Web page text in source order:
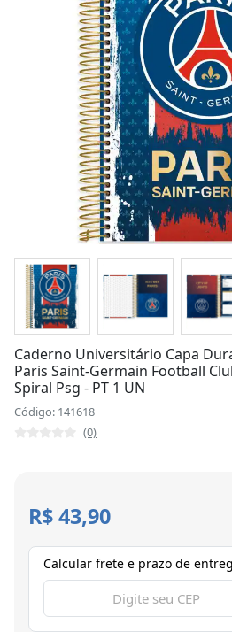
Caderno Universitário Capa
Paris Saint-Germain Football
Spiral Psg - PT 1 UN
Código: 141618
(0)
R$ 43,90
Calcular frete e prazo de